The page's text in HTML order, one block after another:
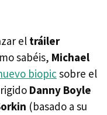
el tráiler
sabéis, Michael
biopicsobre el
Danny Boyle
(basado a su